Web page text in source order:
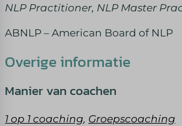
NLP Practitioner, NLP Master
ABNLP – American Board of NLP
Overige informatie
Manier van coachen
1 op 1 coaching, Groepscoaching